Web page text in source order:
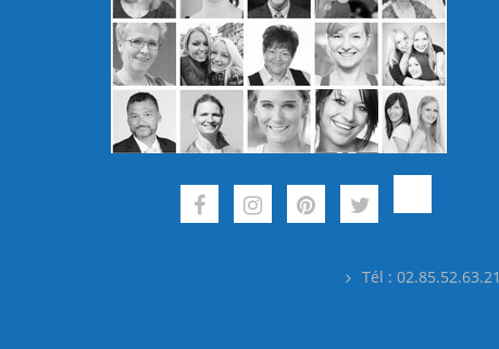
Tél : 02.85.52.63.21